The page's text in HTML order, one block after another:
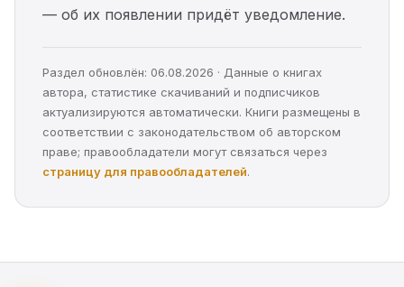
— об их появлении придёт уведомление.
Раздел обновлён: 06.08.2026 · Данные о книгах
автора, статистике скачиваний и подписчиков
актуализируются автоматически. Книги размещены в
соответствии с законодательством об авторском
праве; правообладатели могут связаться через
страницу для правообладателей.